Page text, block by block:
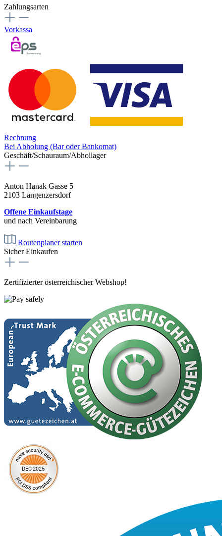
Zahlungsarten
Vorkassa
Rechnung
Bei Abholung (Bar oder Bankomat)
Geschäft/Schauraum/Abhollager
Anton Hanak Gasse 5
2103 Langenzersdorf
Offene Einkaufstage
und nach Vereinbarung
Routenplaner starten
Sicher Einkaufen
Zertifizierter österreichischer Webshop!